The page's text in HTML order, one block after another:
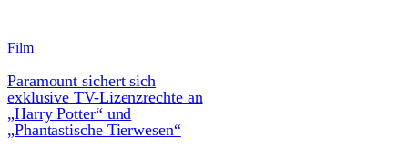
Film
Paramount sichert sich
exklusive TV-Lizenzrechte an
„Harry Potter“ und
„Phantastische Tierwesen“